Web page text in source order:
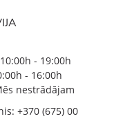
- 19:00h
- 16:00h
nestrādājam
+370 (675) 00